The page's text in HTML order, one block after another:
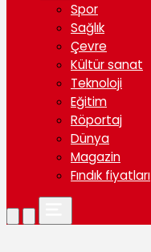
Spor
Sağlık
Çevre
Kültür sanat
Teknoloji
Eğitim
Röportaj
Dünya
Magazin
Fındık fiyatları